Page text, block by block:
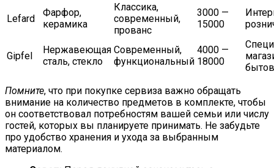
Lefard
Фарфор,
керамика
Классика,
современный,
прованс
3000 —
15000
Gipfel
Нержавеющая
сталь, стекло
Современный,
функциональный
4000 —
18000
Помните, что при покупке сервиза важно обращать
внимание на количество предметов в комплекте, чтобы
он соответствовал потребностям вашей семьи или числу
гостей, которых вы планируете принимать. Не забудьте
про удобство хранения и ухода за выбранным
материалом.